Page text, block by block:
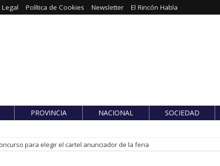
Política de Cookies Newsletter El Rincón Habla
PROVINCIA NACIONAL SOCIEDAD
para elegir el cartel anunciador de la feria